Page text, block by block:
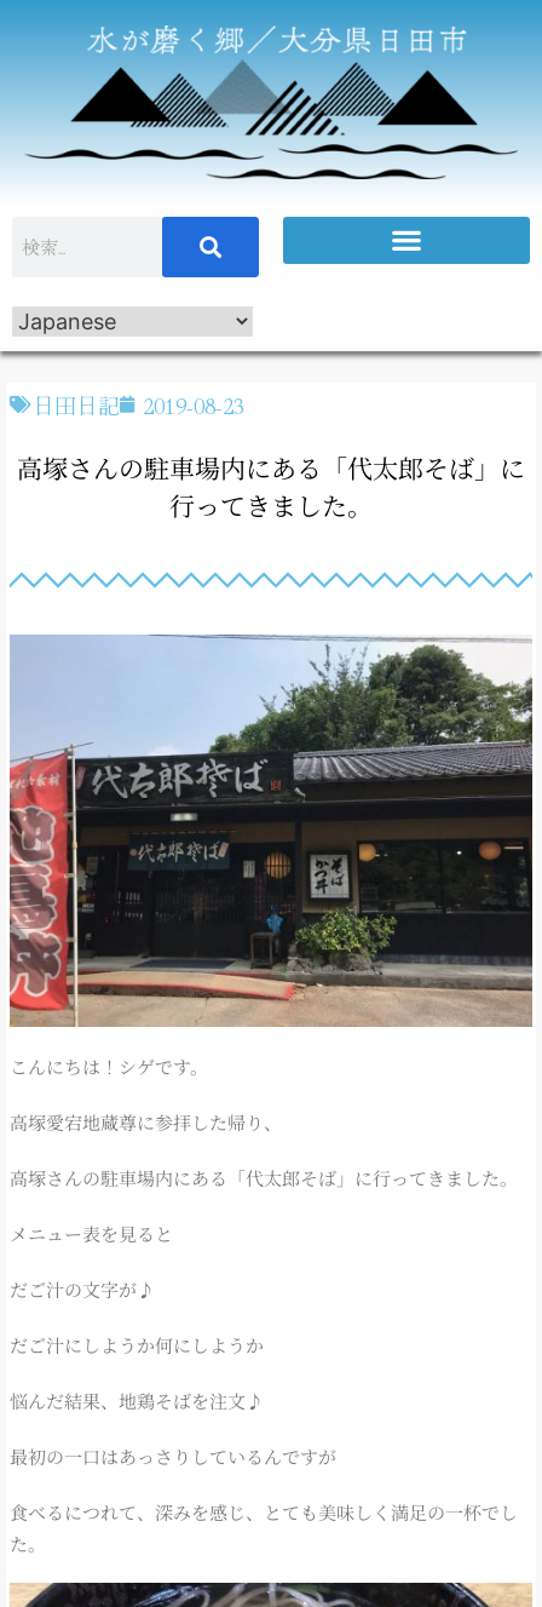
日田日記 2019-08-23
高塚さんの駐車場内にある「代太郎そば」に
行ってきました。
こんにちは！シゲです。
高塚愛宕地蔵尊に参拝した帰り、
高塚さんの駐車場内にある「代太郎そば」に行ってきました。
メニュー表を見ると
だご汁の文字が♪
だご汁にしようか何にしようか
悩んだ結果、地鶏そばを注文♪
最初の一口はあっさりしているんですが
食べるにつれて、深みを感じ、とても美味しく満足の一杯でし
た。